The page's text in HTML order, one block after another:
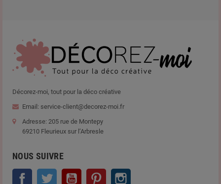
Décorez-moi, tout pour la déco créative
Email: service-client@decorez-moi.fr
Adresse: 205 rue de Montepy
69210 Fleurieux sur l’Arbresle
NOUS SUIVRE
Facebook Twitter YouTube Pinterest